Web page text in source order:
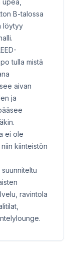
B-talossa
löytyy
tulla mistä
aivan
ja
ei ole
kiinteistön
ravintola